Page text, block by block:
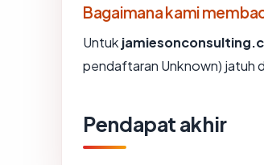
Bagaimana kami
Untuk
pendaftaran Unknown) jatuh
Pendapat akhir